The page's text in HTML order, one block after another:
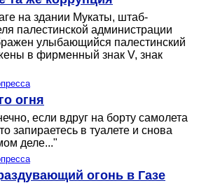
на здании Мукаты, штаб-
палестинской администрации
улыбающийся палестинский
в фирменный знак V, знак
огня
если вдруг на борту самолета
запираетесь в туалете и снова
деле..."
огонь в Газе